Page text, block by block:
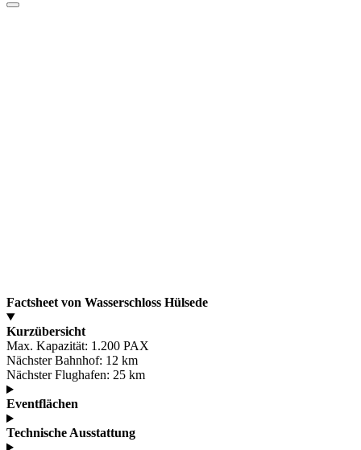
Factsheet von Wasserschloss Hülsede
Kurzübersicht
Max. Kapazität: 1.200 PAX
Nächster Bahnhof: 12 km
Nächster Flughafen: 25 km
Eventflächen
Technische Ausstattung